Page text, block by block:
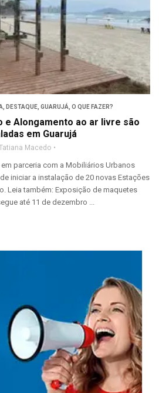
, DESTAQUE, GUARUJÁ, O QUE FAZER?
e Alongamento ao ar livre são
em Guarujá
Macedo
em parceria com a Mobiliários Urbanos
iniciar a instalação de 20 novas Estações
Leia também: Exposição de maquetes
até 11 de dezembro ...